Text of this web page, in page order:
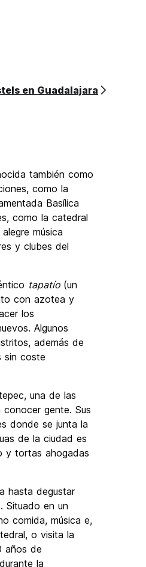
en Guadalajara
también como
como la
Basílica
como la catedral
música
y clubes del
tapatío (un
con azotea y
los
Algunos
además de
sin coste
una de las
gente. Sus
donde se junta la
de la ciudad es
y tortas ahogadas
hasta degustar
Situado en un
comida, música e,
o visita la
años de
la